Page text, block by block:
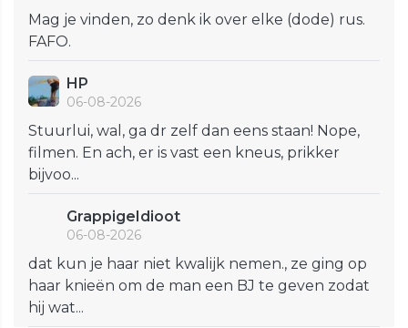
Mag je vinden, zo denk ik over elke (dode) rus.
FAFO.
HP
06-08-2026
Stuurlui, wal, ga dr zelf dan eens staan! Nope,
filmen. En ach, er is vast een kneus, prikker
bijvoo...
GrappigeIdioot
06-08-2026
dat kun je haar niet kwalijk nemen., ze ging op
haar knieën om de man een BJ te geven zodat
hij wat...